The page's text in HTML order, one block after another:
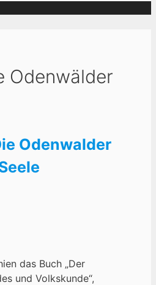
Odenwälder
Odenwalder
das Buch „Der
und Volkskunde“,